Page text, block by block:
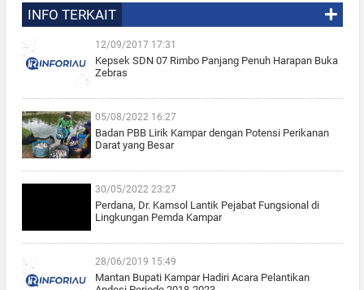
INFO TERKAIT
12/09/2017 17:31
Kepsek SDN 07 Rimbo Panjang Penuh Harapan Buka
Zebras
05/08/2022 16:27
Badan PBB Lirik Kampar dengan Potensi Perikanan
Darat yang Besar
30/05/2022 23:27
Perdana, Dr. Kamsol Lantik Pejabat Fungsional di
Lingkungan Pemda Kampar
28/06/2019 15:49
Mantan Bupati Kampar Hadiri Acara Pelantikan